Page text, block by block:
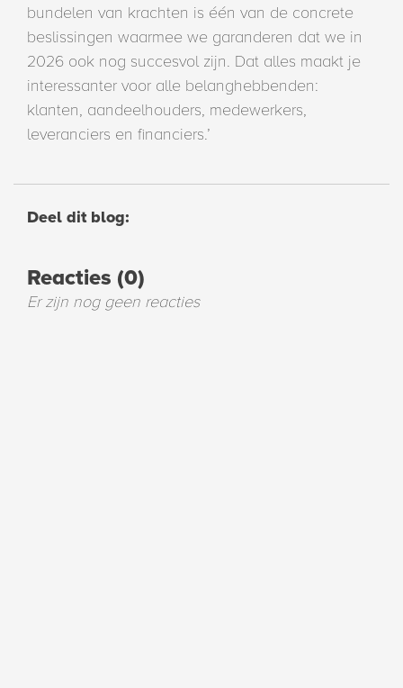
bundelen van krachten is één van de concrete
beslissingen waarmee we garanderen dat we in
2026 ook nog succesvol zijn. Dat alles maakt je
interessanter voor alle belanghebbenden:
klanten, aandeelhouders, medewerkers,
leveranciers en financiers.’
Deel dit blog:
Reacties (0)
Er zijn nog geen reacties